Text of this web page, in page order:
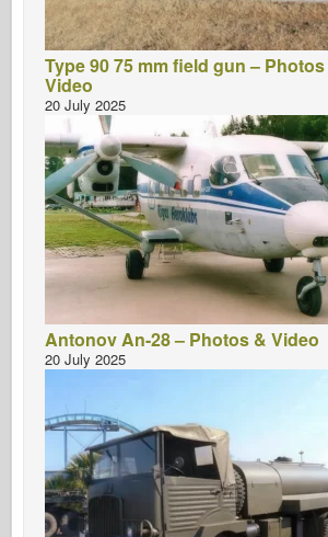
Type 90 75 mm field gun –
Video
20 July 2025
Antonov An-28 – Photos & Video
20 July 2025